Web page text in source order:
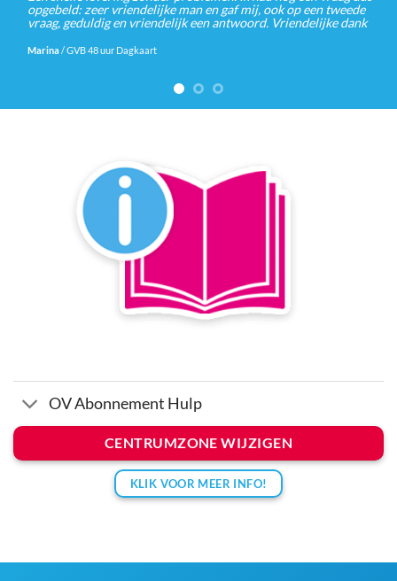
opgebeld: zeer vriendelijke man en gaf mij, ook op een tweede
vraag, geduldig en vriendelijk een antwoord. Vriendelijke dank
Marina/GVB 48 uur Dagkaart
OV Abonnement Hulp
CENTRUMZONE WIJZIGEN
KLIK VOOR MEER INFO!